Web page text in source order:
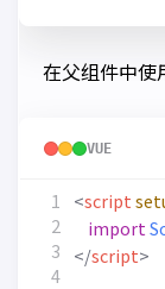
在父组件中使
VUE
4
<script
import
</script>